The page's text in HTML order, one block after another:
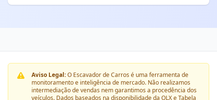
Aviso Legal:O Escavador de Carros é uma ferramenta de
monitoramento e inteligência de mercado. Não realizamos
intermediação de vendas nem garantimos a procedência dos
veículos. Dados baseados na disponibilidade da OLX e Tabela